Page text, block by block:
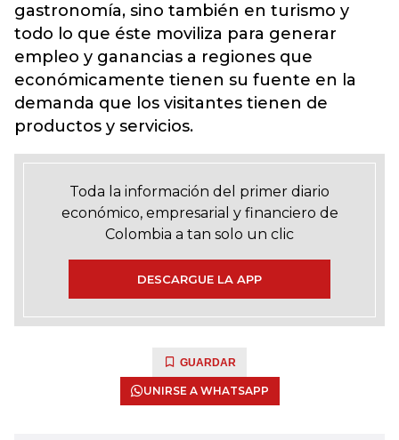
gastronomía, sino también en turismo y
todo lo que éste moviliza para generar
empleo y ganancias a regiones que
económicamente tienen su fuente en la
demanda que los visitantes tienen de
productos y servicios.
Toda la información del primer diario
económico, empresarial y financiero de
Colombia a tan solo un clic
DESCARGUE LA APP
GUARDAR
UNIRSE A WHATSAPP